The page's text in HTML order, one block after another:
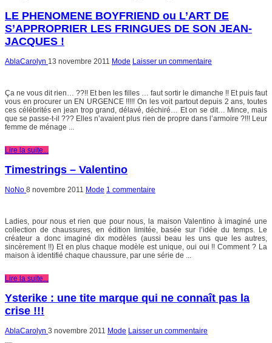
LE PHENOMENE BOYFRIEND ou L’ART DE
S’APPROPRIER LES FRINGUES DE SON JEAN-
JACQUES !
AblaCarolyn 13 novembre 2011 Mode Laisser un commentaire
Ça ne vous dit rien… ??!! Et ben les filles … faut sortir le dimanche !! Et puis faut
vous en procurer un EN URGENCE !!!!! On les voit partout depuis 2 ans, toutes
ces célébrités en jean trop grand, délavé, déchiré… Et on se dit… Mince, mais
que se passe-t-il ??? Elles n’avaient plus rien de propre dans l’armoire ?!!! Leur
femme de ménage ...
Lire la suite...
Timestrings – Valentino
NoNo 8 novembre 2011 Mode 1 commentaire
Ladies, pour nous et rien que pour nous, la maison Valentino à imaginé une
collection de chaussures, en édition limitée, basée sur l’idée du temps. Le
créateur a donc imaginé dix modèles (aussi beau les uns que les autres,
sincèrement !!) Et en plus chaque modèle est unique, oui oui !! Comment ? La
maison à identifié chaque chaussure, par une série de ...
Lire la suite...
Ysterike : une tite marque qui ne connaît pas la
crise !!!
AblaCarolyn 3 novembre 2011 Mode Laisser un commentaire